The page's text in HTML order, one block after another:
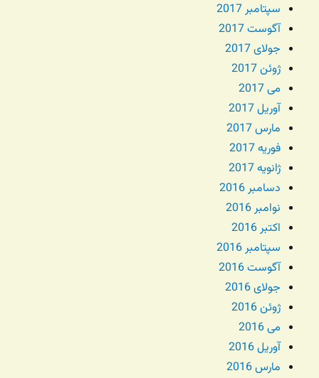
سپتامبر 2017
آگوست 2017
جولای 2017
ژوئن 2017
می 2017
آوریل 2017
مارس 2017
فوریه 2017
ژانویه 2017
دسامبر 2016
نوامبر 2016
اکتبر 2016
سپتامبر 2016
آگوست 2016
جولای 2016
ژوئن 2016
می 2016
آوریل 2016
مارس 2016